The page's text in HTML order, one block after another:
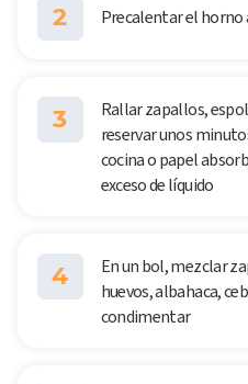
2 Precalentar el horno
3
Rallar zapallos,
reservar unos
cocina o papel
exceso de líquido
4
En un bol, mezclar
huevos, albahaca,
condimentar